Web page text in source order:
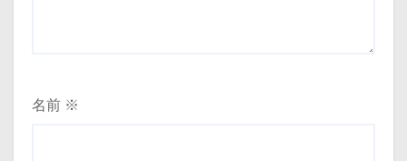
名前 ※